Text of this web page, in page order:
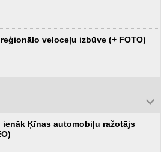
veloceļu izbūve (+ FOTO)
Ķīnas automobiļu ražotājs